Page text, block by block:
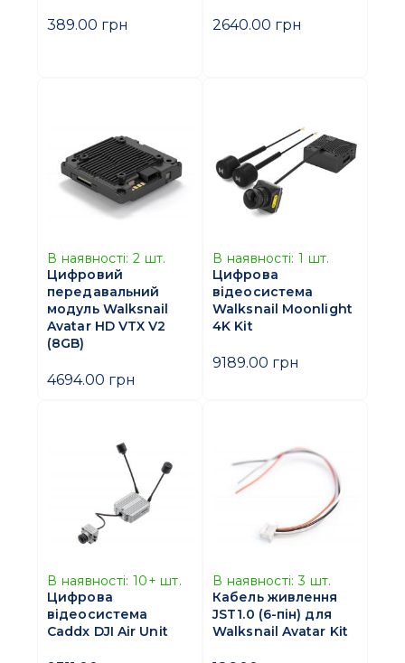
389.00 грн 2640.00 грн
В наявності: 2 шт.
Цифровий
передавальний
модуль Walksnail
Avatar HD VTX V2
(8GB)
4694.00 грн
В наявності: 1 шт.
Цифрова
відеосистема
Walksnail Moonlight
4K Kit
9189.00 грн
В наявності: 10+ шт.
Цифрова
відеосистема
Caddx DJI Air Unit
В наявності: 3 шт.
Кабель живлення
JST1.0 (6-пін) для
Walksnail Avatar Kit